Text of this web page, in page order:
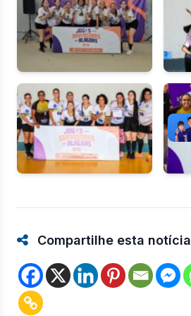
Compartilhe esta notícia